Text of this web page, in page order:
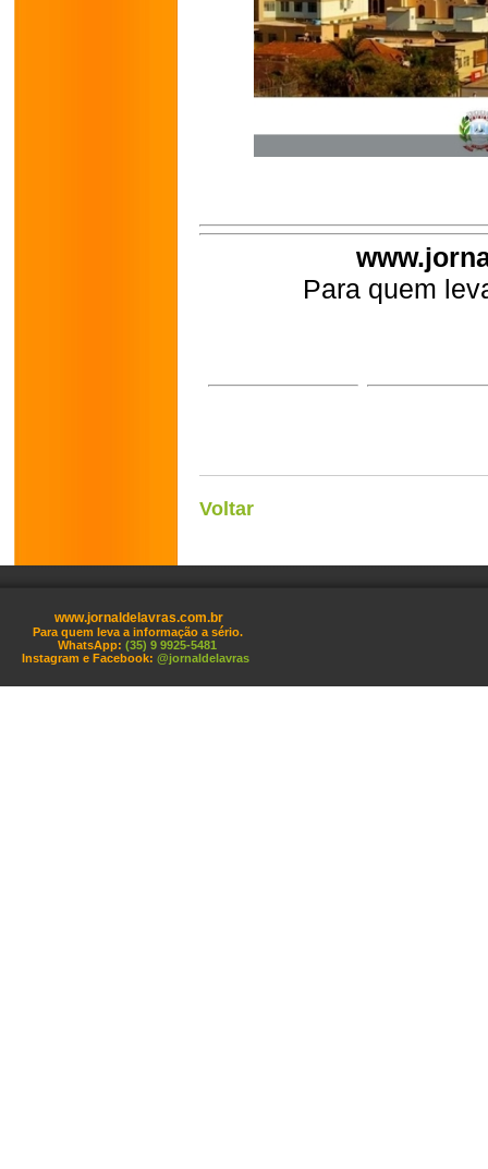
Para quem
Voltar
www.jornaldelavras.com.br
Para quem leva a informação a sério.
WhatsApp: (35) 9 9925-5481
Instagram e Facebook: @jornaldelavras